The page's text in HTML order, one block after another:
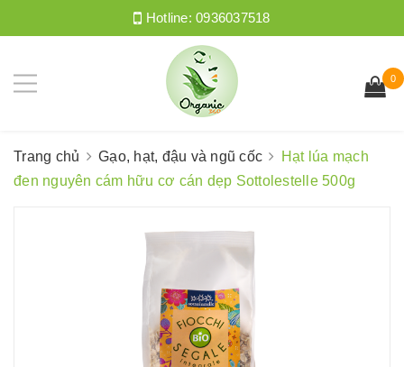
Hotline:0936037518
0
Trang chủ Gạo, hạt, đậu và ngũ cốc
Hạt lúa mạch
đen nguyên cám hữu cơ cán dẹp Sottolestelle 500g